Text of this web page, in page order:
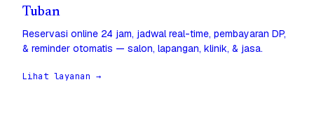
Tuban
Reservasi online 24 jam, jadwal real-time, pembayaran DP,
& reminder otomatis — salon, lapangan, klinik, & jasa.
Lihat layanan →